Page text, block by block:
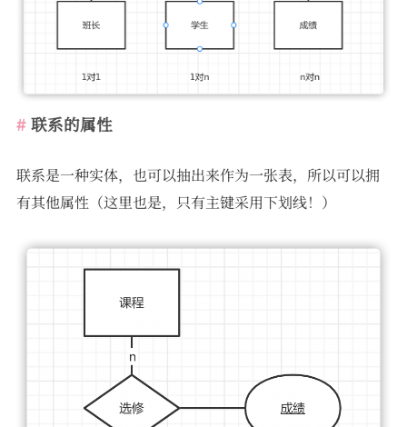
联系的属性
联系是一种实体，也可以抽出来作为一张表，所以可以拥
有其他属性（这里也是，只有主键采用下划线！）